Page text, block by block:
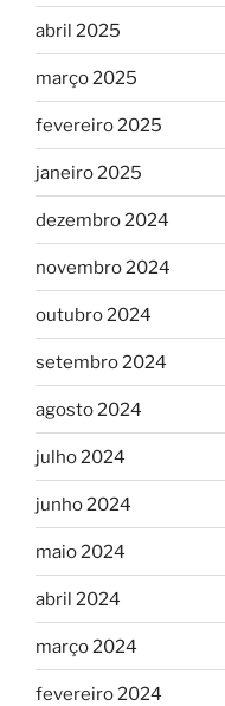
abril 2025
março 2025
fevereiro 2025
janeiro 2025
dezembro 2024
novembro 2024
outubro 2024
setembro 2024
agosto 2024
julho 2024
junho 2024
maio 2024
abril 2024
março 2024
fevereiro 2024